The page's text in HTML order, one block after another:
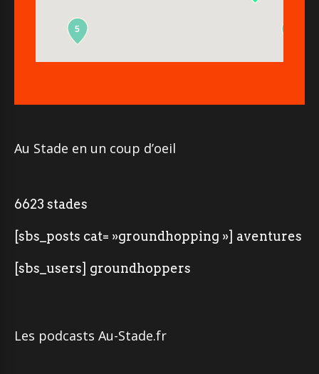
5
Au Stade en un coup d’oeil
6623 stades
[sbs_posts cat= »groundhopping »] aventures
[sbs_users] groundhoppers
Les podcasts Au-Stade.fr